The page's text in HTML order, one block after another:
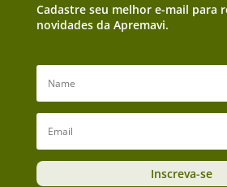
Cadastre seu melhor e-mail para
novidades da Apremavi.
Inscreva-se